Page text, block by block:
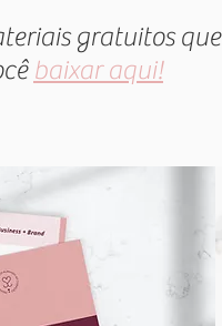
gratuitos que
baixar aqui!